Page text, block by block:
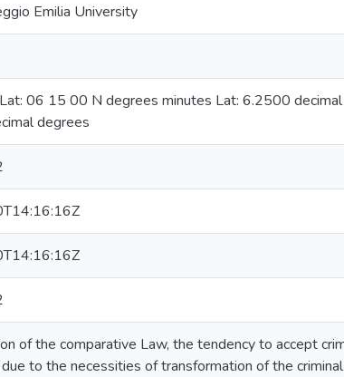
Emilia University
06 15 00 N degrees minutes Lat: 6.2500
degrees
of the comparative Law, the tendency to accept
to the necessities of transformation of the